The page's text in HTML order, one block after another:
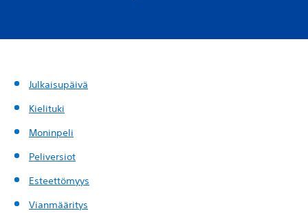
Julkaisupäivä
Kielituki
Moninpeli
Peliversiot
Esteettömyys
Vianmääritys